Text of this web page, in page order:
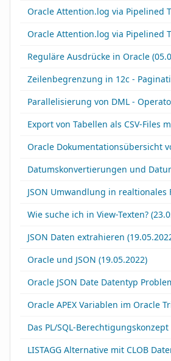
Oracle Attention.log via Pipelined
Oracle Attention.log via Pipelined
Reguläre Ausdrücke in Oracle
Zeilenbegrenzung in 12c -
Parallelisierung von DML -
Export von Tabellen als CSV-Files
Oracle Dokumentationsübersicht
Datumskonvertierungen und
JSON Umwandlung in realtionales
Wie suche ich in View-Texten?
JSON Daten extrahieren
Oracle und JSON (19.05.2022)
Oracle JSON Date Datentyp
Oracle APEX Variablen im Oracle
Das PL/SQL-
LISTAGG Alternative mit CLOB